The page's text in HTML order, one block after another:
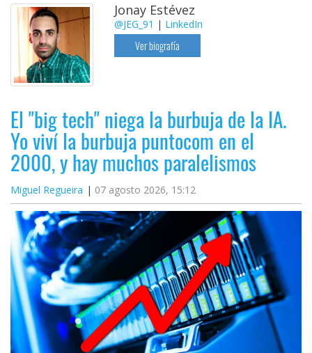
Jonay Estévez
@JEG_91 | LinkedIn
Ver biografía
El "big tech" niega la burbuja de la IA.
Yo viví la burbuja puntocom en el
2000, y hay muchos paralelismos
Miguel Regueira 07 agosto 2026, 15:12